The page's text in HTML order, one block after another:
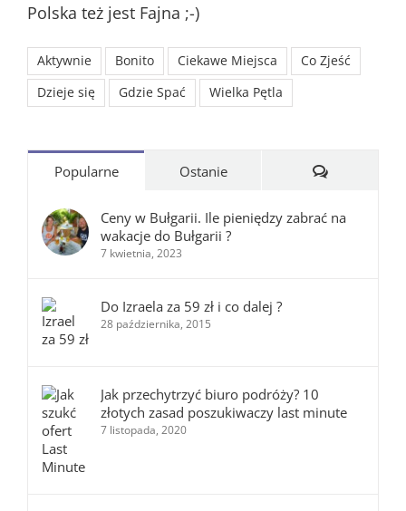
Polska też jest Fajna ;-)
Aktywnie Bonito Ciekawe Miejsca
Co Zjeść
Dzieje się
Gdzie Spać Wielka Pętla
Popularne Ostanie Komentarze
Ceny w Bułgarii. Ile pieniędzy zabrać na
wakacje do Bułgarii ?
7 kwietnia, 2023
Do Izraela za 59 zł i co dalej ?
28 października, 2015
Jak przechytrzyć biuro podróży? 10
złotych zasad poszukiwaczy last minute
7 listopada, 2020